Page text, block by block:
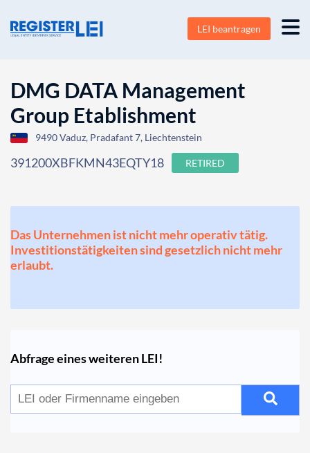
LEI beantragen
DMG DATA Management
Group Etablishment
9490 Vaduz, Pradafant 7, Liechtenstein
391200XBFKMN43EQTY18 RETIRED
Das Unternehmen ist nicht mehr operativ tätig.
Investitionstätigkeiten sind gesetzlich nicht mehr
erlaubt.
Abfrage eines weiteren LEI!